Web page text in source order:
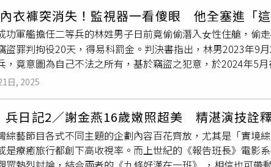
就做４個像四大天王的人，等你們老！結果人家老了還是很
！」黃小愛（左二）在軍中養成公主病。（圖／東森提供）
一竟是「割包皮」，當時剩３個月就退伍的他，想盡各種辦
個禮拜可以不用出操，後來每條船都看到可以休一周，所以
會影響戰力！」如此荒謬的事件讓全場笑瘋。黃小愛則分享
自己的性別特質後，也不會欺負你，反而會多照顧你；黃小
，本來沒有公主病，去到裡面都變得有公主病！」而當兵的
起洗，黃小愛則笑說：「每次洗澡外面跟有殭屍一樣，會問
進來！」此話一出，立刻笑翻全場。
內衣褲突消失！監視器一看傻眼 他全塞進「這
功軍艦擔任二等兵的林姓男子日前竟偷偷潛入女性住艙，偷
盜罪判拘役20天，得易科罰金。判決書指出，林男2023年9
，竟意圖為自己不法之所有，基於竊盜之犯意，於2024年5
4名女兵
經調閱監視器錄影畫面，始循線查獲林男。法官表示，林男
案發後業已於2024年5月27日退伍，仍應適用陸海空軍刑法
、徒手竊取之犯罪手段、竊得財物之價值等情節，兼衡其自
度等，判拘役20天，得易科罰金。
日, 2025
兵日記2／謝金燕16歲嫩照超美 精湛演技詮
綜藝節目各式不同主題的企劃內容百花齊放，尤其是「實境
是療癒旅行都創下高收視率。而上世紀的《報告班長》電影